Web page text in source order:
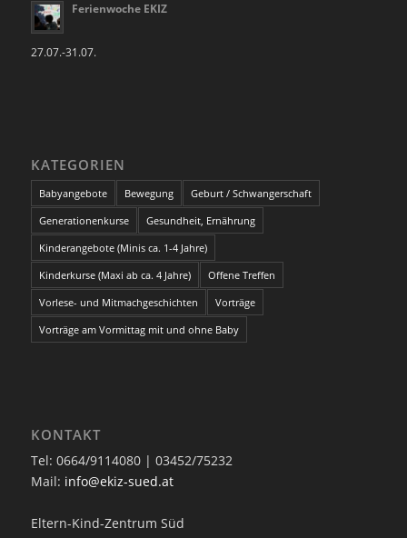
Ferienwoche EKIZ
27.07.-31.07.
KATEGORIEN
Babyangebote Bewegung
Geburt / Schwangerschaft
Generationenkurse
Gesundheit, Ernährung
Kinderangebote (Minis ca. 1-4 Jahre)
Kinderkurse (Maxi ab ca. 4 Jahre)
Offene Treffen
Vorlese- und Mitmachgeschichten
Vorträge
Vorträge am Vormittag mit und ohne Baby
KONTAKT
Tel: 0664/9114080 | 03452/75232
Mail: info@ekiz-sued.at
Eltern-Kind-Zentrum Süd